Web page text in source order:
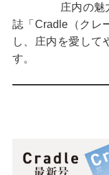
庄内の魅
誌「Cradle（クレ
し、庄内を愛して
す。